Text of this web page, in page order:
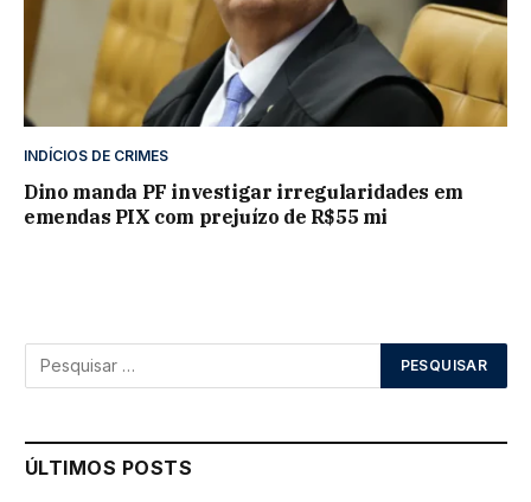
INDÍCIOS DE CRIMES
Dino manda PF investigar irregularidades em
emendas PIX com prejuízo de R$55 mi
ÚLTIMOS POSTS